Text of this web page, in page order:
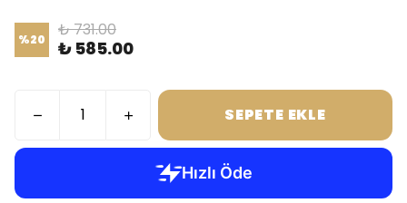
%20 ₺ 731.00
₺ 585.00
SEPETE EKLE